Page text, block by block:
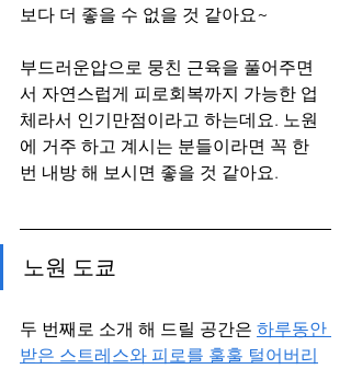
보다 더 좋을 수 없을 것 같아요~
부드러운압으로 뭉친 근육을 풀어주면
서 자연스럽게 피로회복까지 가능한 업
체라서 인기만점이라고 하는데요. 노원
에 거주 하고 계시는 분들이라면 꼭 한
번 내방 해 보시면 좋을 것 같아요.
노원 도쿄
두 번째로 소개 해 드릴 공간은 하루동안
받은 스트레스와 피로를 훌훌 털어버리